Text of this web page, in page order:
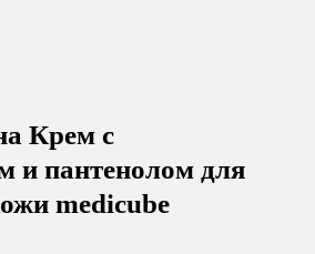
Крем с
и пантенолом для
medicube